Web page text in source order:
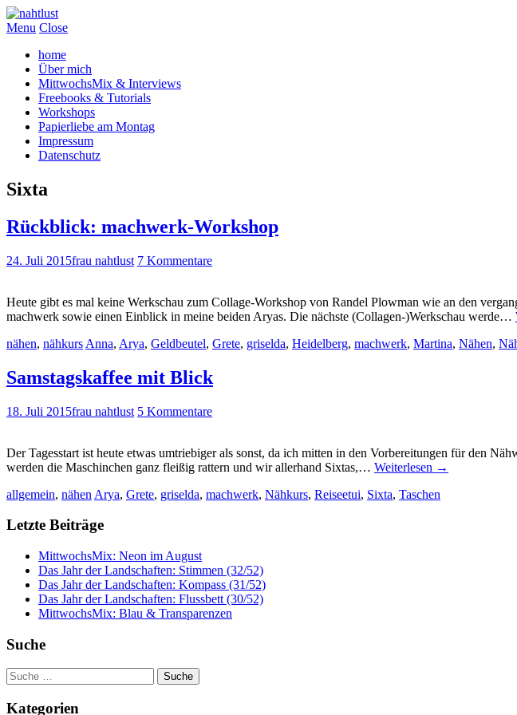
Menu Close
home
Über mich
MittwochsMix & Interviews
Freebooks & Tutorials
Workshops
Papierliebe am Montag
Impressum
Datenschutz
Sixta
Rückblick: machwerk-Workshop
24. Juli 2015frau nahtlust 7 Kommentare
Heute gibt es mal keine Werkschau zum Collage-Workshop von Randel Plowman wie an den
machwerk sowie einen Einblick in meine beiden Aryas. Die nächste (Collagen-)Werkschau werde…
nähen, nähkurs Anna, Arya, Geldbeutel, Grete, griselda, Heidelberg, machwerk, Martina, Nähen,
Samstagskaffee mit Blick
18. Juli 2015frau nahtlust 5 Kommentare
Der Tagesstart ist heute etwas umtriebiger als sonst, da ich mitten in den Vorbereitungen für den
werden die Maschinchen ganz fleißig rattern und wir allerhand Sixtas,… Weiterlesen →
allgemein, nähen Arya, Grete, griselda, machwerk, Nähkurs, Reiseetui, Sixta, Taschen
Letzte Beiträge
MittwochsMix: Neon im August
Das Jahr der Landschaften: Stimmen (32/52)
Das Jahr der Landschaften: Kompass (31/52)
Das Jahr der Landschaften: Flussbett (30/52)
MittwochsMix: Blau & Transparenzen
Suche
Suche
nach:
Kategorien